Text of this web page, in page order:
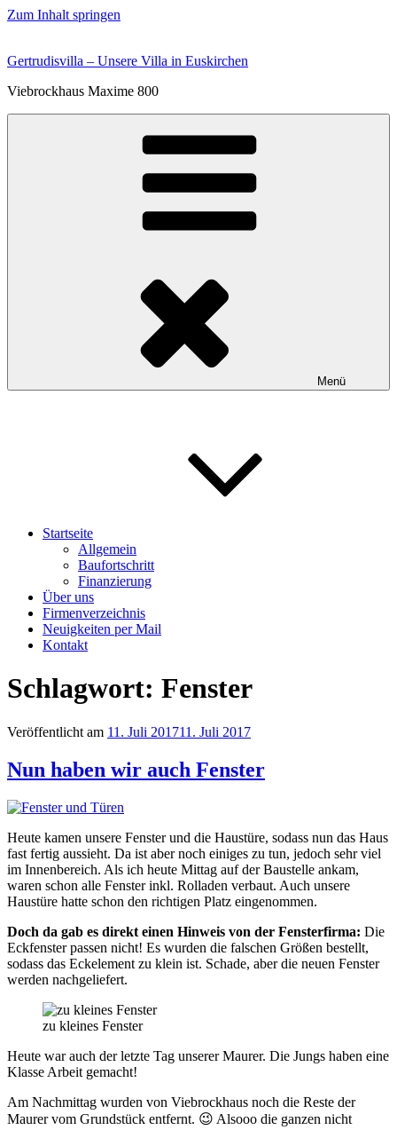
Zum Inhalt springen
Gertrudisvilla – Unsere Villa in Euskirchen
Viebrockhaus Maxime 800
Menü
Startseite
Allgemein
Baufortschritt
Finanzierung
Über uns
Firmenverzeichnis
Neuigkeiten per Mail
Kontakt
Schlagwort: Fenster
Veröffentlicht am 11. Juli 201711. Juli 2017
Nun haben wir auch Fenster
Heute kamen unsere Fenster und die Haustüre, sodass nun das Haus
fast fertig aussieht. Da ist aber noch einiges zu tun, jedoch sehr viel
im Innenbereich. Als ich heute Mittag auf der Baustelle ankam,
waren schon alle Fenster inkl. Rolladen verbaut. Auch unsere
Haustüre hatte schon den richtigen Platz eingenommen.
Doch da gab es direkt einen Hinweis von der Fensterfirma: Die
Eckfenster passen nicht! Es wurden die falschen Größen bestellt,
sodass das Eckelement zu klein ist. Schade, aber die neuen Fenster
werden nachgeliefert.
zu kleines Fenster
Heute war auch der letzte Tag unserer Maurer. Die Jungs haben eine
Klasse Arbeit gemacht!
Am Nachmittag wurden von Viebrockhaus noch die Reste der
Maurer vom Grundstück entfernt. 😉 Alsooo die ganzen nicht